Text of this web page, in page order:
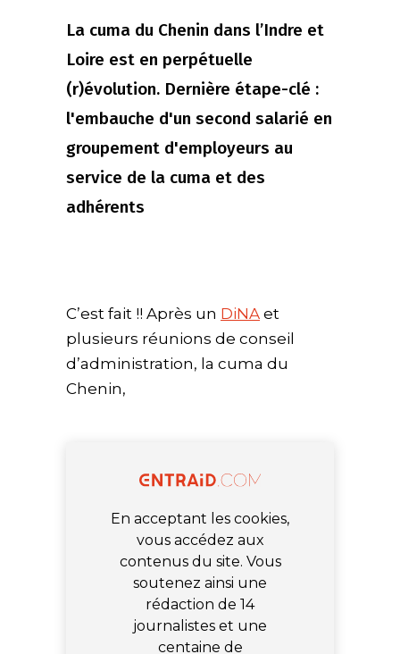
La cuma du Chenin dans l’Indre et
Loire est en perpétuelle
(r)évolution. Dernière étape-clé :
l'embauche d'un second salarié en
groupement d'employeurs au
service de la cuma et des
adhérents
C’est fait !! Après un DiNA et
plusieurs réunions de conseil
d’administration, la cuma du
Chenin,
En acceptant les cookies,
vous accédez aux
contenus du site. Vous
soutenez ainsi une
rédaction de 14
journalistes et une
centaine de